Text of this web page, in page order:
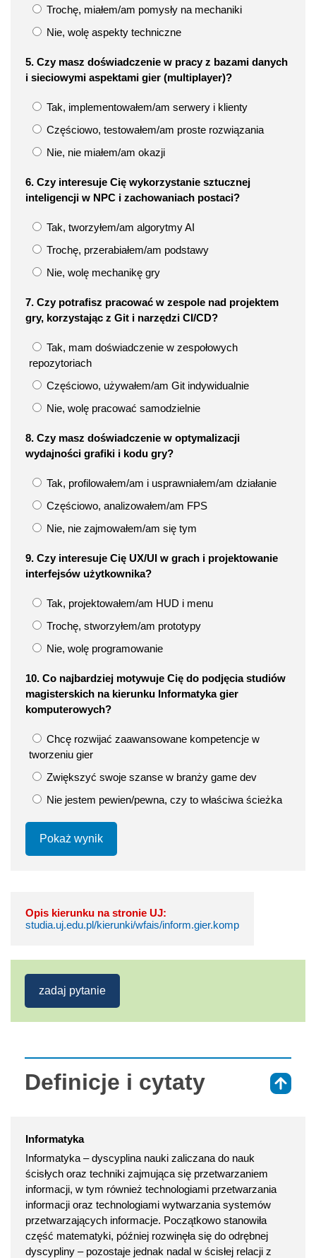
Trochę, miałem/am pomysły na mechaniki
Nie, wolę aspekty techniczne
5. Czy masz doświadczenie w pracy z bazami danych
i sieciowymi aspektami gier (multiplayer)?
Tak, implementowałem/am serwery i klienty
Częściowo, testowałem/am proste rozwiązania
Nie, nie miałem/am okazji
6. Czy interesuje Cię wykorzystanie sztucznej
inteligencji w NPC i zachowaniach postaci?
Tak, tworzyłem/am algorytmy AI
Trochę, przerabiałem/am podstawy
Nie, wolę mechanikę gry
7. Czy potrafisz pracować w zespole nad projektem
gry, korzystając z Git i narzędzi CI/CD?
Tak, mam doświadczenie w zespołowych
repozytoriach
Częściowo, używałem/am Git indywidualnie
Nie, wolę pracować samodzielnie
8. Czy masz doświadczenie w optymalizacji
wydajności grafiki i kodu gry?
Tak, profilowałem/am i usprawniałem/am działanie
Częściowo, analizowałem/am FPS
Nie, nie zajmowałem/am się tym
9. Czy interesuje Cię UX/UI w grach i projektowanie
interfejsów użytkownika?
Tak, projektowałem/am HUD i menu
Trochę, stworzyłem/am prototypy
Nie, wolę programowanie
10. Co najbardziej motywuje Cię do podjęcia studiów
magisterskich na kierunku Informatyka gier
komputerowych?
Chcę rozwijać zaawansowane kompetencje w
tworzeniu gier
Zwiększyć swoje szanse w branży game dev
Nie jestem pewien/pewna, czy to właściwa ścieżka
Pokaż wynik
Opis kierunku na stronie UJ:
studia.uj.edu.pl/kierunki/wfais/inform.gier.komp
zadaj pytanie
Definicje i cytaty
Informatyka
Informatyka – dyscyplina nauki zaliczana do nauk
ścisłych oraz techniki zajmująca się przetwarzaniem
informacji, w tym również technologiami przetwarzania
informacji oraz technologiami wytwarzania systemów
przetwarzających informacje. Początkowo stanowiła
część matematyki, później rozwinęła się do odrębnej
dyscypliny – pozostaje jednak nadal w ścisłej relacji z